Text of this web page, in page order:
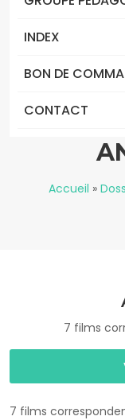
INDEX
BON DE
CONTACT
Accueil »
7 films
7 films